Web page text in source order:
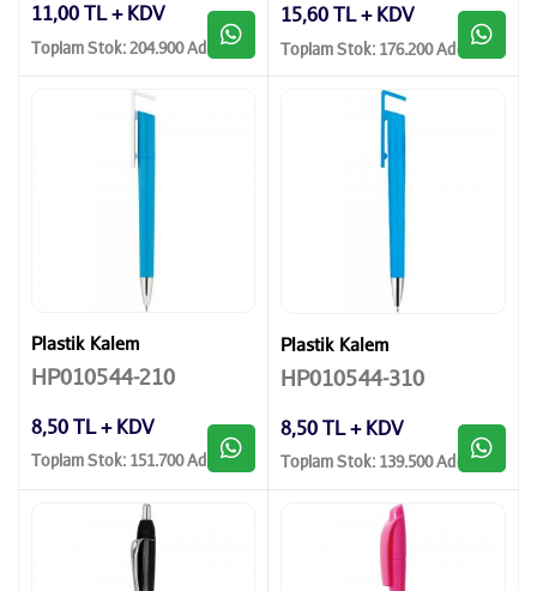
11,00 TL + KDV
Toplam Stok: 204.900 Adet
15,60 TL + KDV
Toplam Stok: 176.200 Adet
Plastik Kalem
HP010544-210
8,50 TL + KDV
Toplam Stok: 151.700 Adet
Plastik Kalem
HP010544-310
8,50 TL + KDV
Toplam Stok: 139.500 Adet